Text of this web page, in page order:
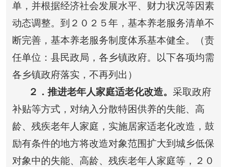
单，并根据经济社会发展水平、财力状况等因素
动态调整。到２０２５年，基本养老服务清单不
断完善，基本养老服务制度体系基本健全。（责
任单位：县民政局，各乡镇政府。以下各项均需
各乡镇政府落实，不再列出）
２ ．推进老年人家庭适老化改造。 采取政府
补贴等方式，对纳入分散特困供养的失能、高
龄、残疾老年人家庭，实施居家适老化改造，鼓
励有条件的地方将改造对象范围扩大到城乡低保
对象中的失能、高龄、残疾老年人家庭等，２０